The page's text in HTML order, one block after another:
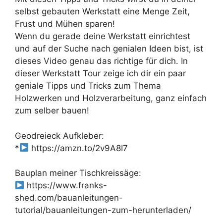
selbst gebauten Werkstatt eine Menge Zeit,
Frust und Mühen sparen!
Wenn du gerade deine Werkstatt einrichtest
und auf der Suche nach genialen Ideen bist, ist
dieses Video genau das richtige für dich. In
dieser Werkstatt Tour zeige ich dir ein paar
geniale Tipps und Tricks zum Thema
Holzwerken und Holzverarbeitung, ganz einfach
zum selber bauen!
Geodreieck Aufkleber:
*
https://amzn.to/2v9A8I7
Bauplan meiner Tischkreissäge:
https://www.franks-
shed.com/bauanleitungen-
tutorial/bauanleitungen-zum-herunterladen/